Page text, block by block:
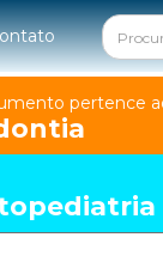
pertence